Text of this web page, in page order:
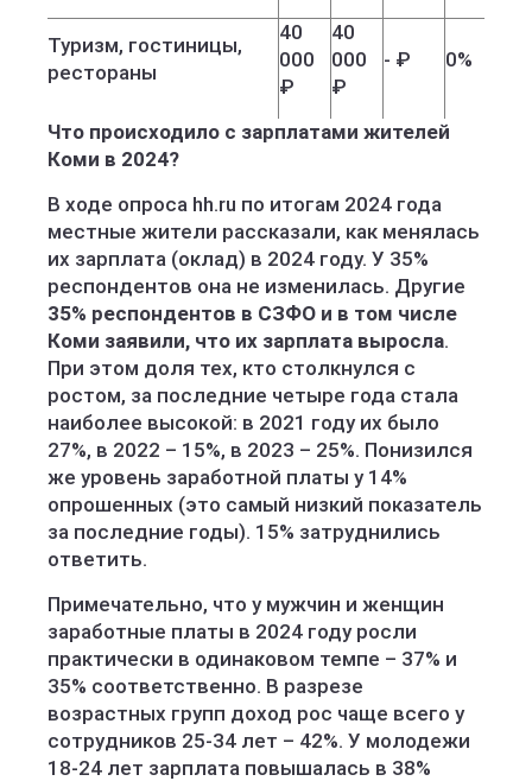
Туризм, гостиницы,
рестораны
40
000
₽
40
000
₽
- ₽ 0%
Что происходило с зарплатами жителей
Коми в 2024?
В ходе опроса hh.ru по итогам 2024 года
местные жители рассказали, как менялась
их зарплата (оклад) в 2024 году. У 35%
респондентов она не изменилась. Другие
35% респондентов в СЗФО и в том числе
Коми заявили, что их зарплата выросла.
При этом доля тех, кто столкнулся с
ростом, за последние четыре года стала
наиболее высокой: в 2021 году их было
27%, в 2022 – 15%, в 2023 – 25%. Понизился
же уровень заработной платы у 14%
опрошенных (это самый низкий показатель
за последние годы). 15% затруднились
ответить.
Примечательно, что у мужчин и женщин
заработные платы в 2024 году росли
практически в одинаковом темпе – 37% и
35% соответственно. В разрезе
возрастных групп доход рос чаще всего у
сотрудников 25-34 лет – 42%. У молодежи
18-24 лет зарплата повышалась в 38%